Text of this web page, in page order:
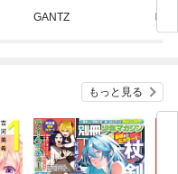
GANTZ 呪
もっと見る